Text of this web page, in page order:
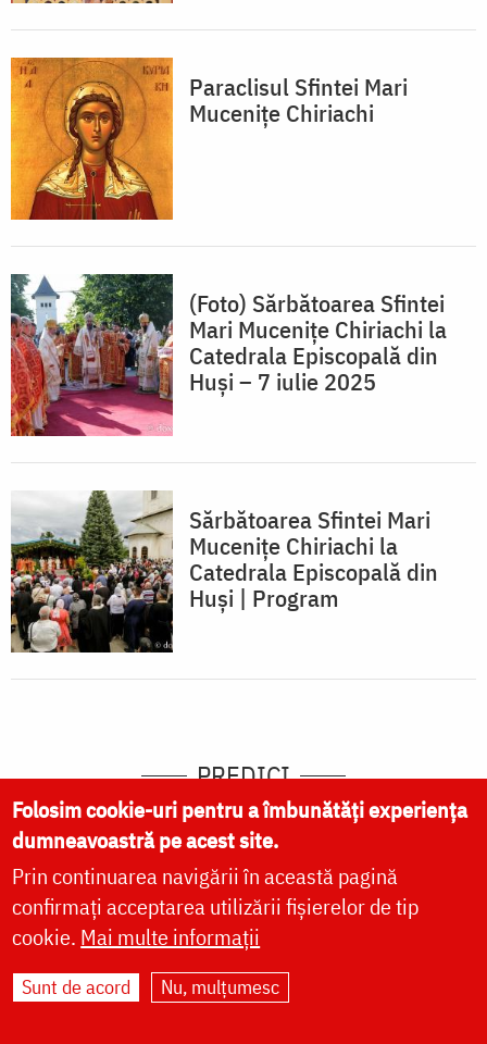
Paraclisul Sfintei Mari
Mucenițe Chiriachi
(Foto) Sărbătoarea Sfintei
Mari Mucenițe Chiriachi la
Catedrala Episcopală din
Huși – 7 iulie 2025
Sărbătoarea Sfintei Mari
Mucenițe Chiriachi la
Catedrala Episcopală din
Huși | Program
PREDICI
vezi mai multe »
Folosim cookie-uri pentru a îmbunătăți experiența
dumneavoastră pe acest site.
Prin continuarea navigării în această pagină
confirmați acceptarea utilizării fișierelor de tip
cookie. Mai multe informații
Sunt de acord Nu, mulțumesc